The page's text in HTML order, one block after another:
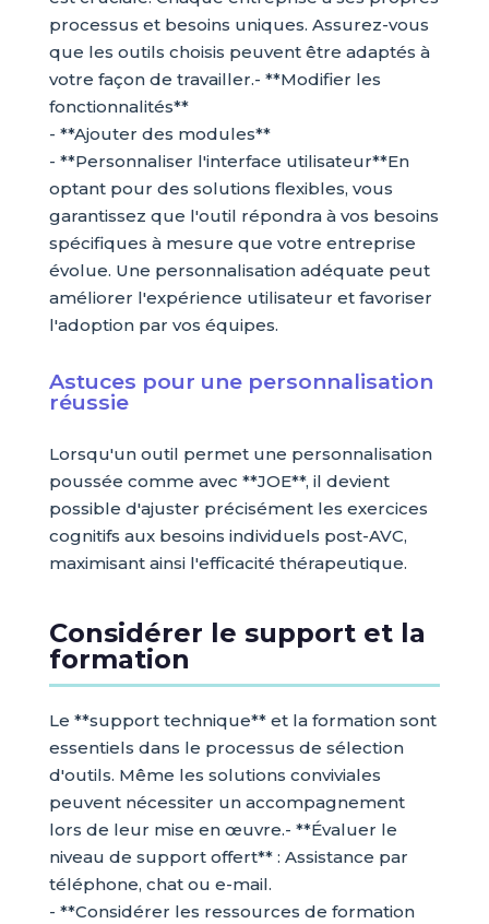
processus et besoins uniques. Assurez-vous
que les outils choisis peuvent être adaptés à
votre façon de travailler.- **Modifier les
fonctionnalités**
- **Ajouter des modules**
- **Personnaliser l'interface utilisateur**En
optant pour des solutions flexibles, vous
garantissez que l'outil répondra à vos besoins
spécifiques à mesure que votre entreprise
évolue. Une personnalisation adéquate peut
améliorer l'expérience utilisateur et favoriser
l'adoption par vos équipes.
Astuces pour une personnalisation
réussie
Lorsqu'un outil permet une personnalisation
poussée comme avec **JOE**, il devient
possible d'ajuster précisément les exercices
cognitifs aux besoins individuels post-AVC,
maximisant ainsi l'efficacité thérapeutique.
Considérer le support et la
formation
Le **support technique** et la formation sont
essentiels dans le processus de sélection
d'outils. Même les solutions conviviales
peuvent nécessiter un accompagnement
lors de leur mise en œuvre.- **Évaluer le
niveau de support offert** : Assistance par
téléphone, chat ou e-mail.
- **Considérer les ressources de formation